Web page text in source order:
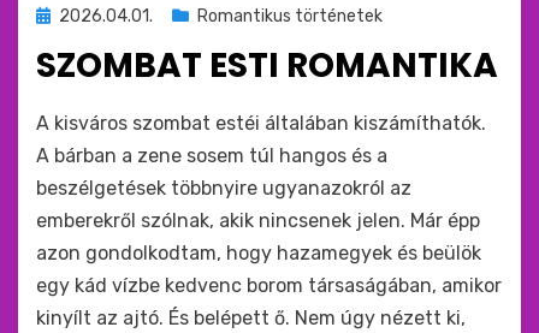
Beküldve
:
2026.04.01. Romantikus történetek
SZOMBAT ESTI ROMANTIKA
by monkey
A kisváros szombat estéi általában kiszámíthatók.
A bárban a zene sosem túl hangos és a
beszélgetések többnyire ugyanazokról az
emberekről szólnak, akik nincsenek jelen. Már épp
azon gondolkodtam, hogy hazamegyek és beülök
egy kád vízbe kedvenc borom társaságában, amikor
kinyílt az ajtó. És belépett ő. Nem úgy nézett ki,